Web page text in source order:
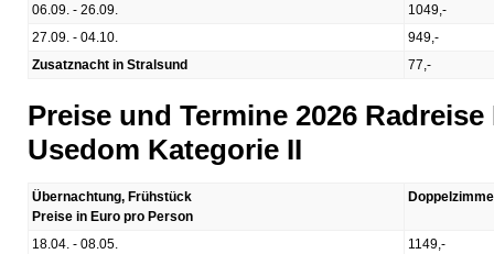
06.09. - 26.09.
1049,-
27.09. - 04.10.
949,-
Zusatznacht in Stralsund
77,-
Preise und Termine 2026
Usedom Kategorie II
Übernachtung, Frühstück
Preise in Euro pro Person
18.04. - 08.05.
1149,-